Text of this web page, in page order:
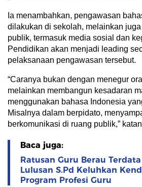
Ia menambahkan, pengawasan
dilakukan di sekolah, melainkan
publik, termasuk media sosial dan
Pendidikan akan menjadi leading
pelaksanaan pengawasan tersebut.
“Caranya bukan dengan menegur
melainkan membangun kesadaran
menggunakan bahasa Indonesia
Misalnya dalam berpidato,
berkomunikasi di ruang publik,”
Baca juga:
Ratusan Guru Berau Terdata
Lulusan S.Pd Keluhkan
Program Profesi Guru